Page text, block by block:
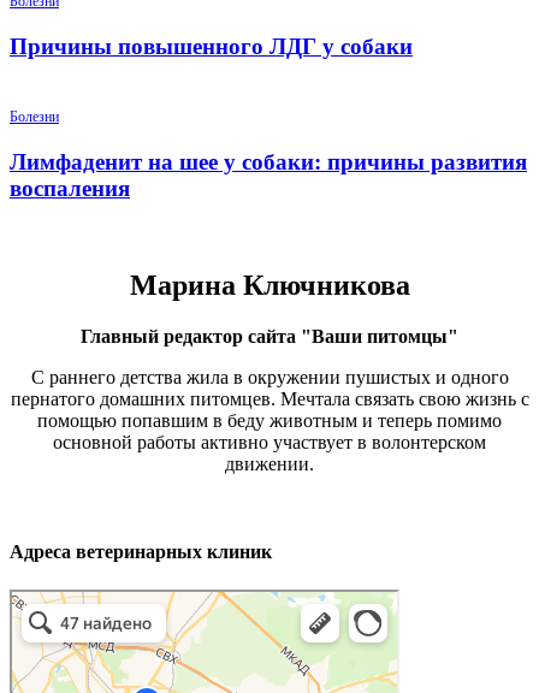
Причины повышенного ЛДГ у собаки
Болезни
Лимфаденит на шее у собаки: причины развития
воспаления
Марина Ключникова
Главный редактор сайта "Ваши питомцы"
С раннего детства жила в окружении пушистых и одного
пернатого домашних питомцев. Мечтала связать свою жизнь с
помощью попавшим в беду животным и теперь помимо
основной работы активно участвует в волонтерском
движении.
Адреса ветеринарных клиник